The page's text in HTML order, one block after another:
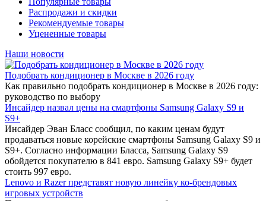
Распродажи и скидки
Рекомендуемые товары
Уцененные товары
Наши новости
Подобрать кондиционер в Москве в 2026 году
Как правильно подобрать кондиционер в Москве в 2026 году:
руководство по выбору
Инсайдер назвал цены на смартфоны Samsung Galaxy S9 и
S9+
Инсайдер Эван Бласс сообщил, по каким ценам будут
продаваться новые корейские смартфоны Samsung Galaxy S9 и
S9+. Согласно информации Бласса, Samsung Galaxy S9
обойдется покупателю в 841 евро. Samsung Galaxy S9+ будет
стоить 997 евро.
Lenovo и Razer представят новую линейку ко-брендовых
игровых устройств